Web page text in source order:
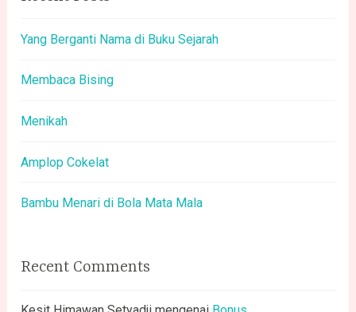
Yang Berganti Nama di Buku Sejarah
Membaca Bising
Menikah
Amplop Cokelat
Bambu Menari di Bola Mata Mala
Recent Comments